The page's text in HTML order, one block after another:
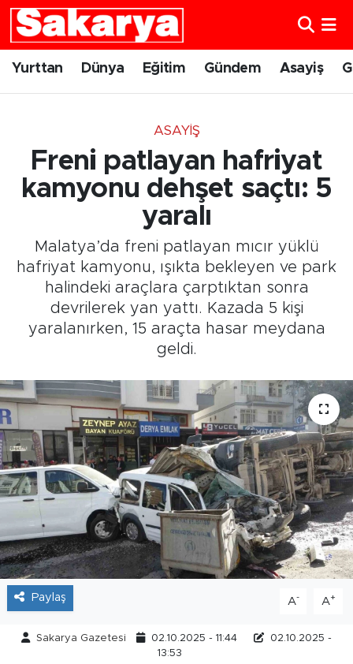
Yurttan Dünya Eğitim Gündem Asayiş
ASAYIŞ
Freni patlayan hafriyat
kamyonu dehşet saçtı: 5
yaralı
Malatya’da freni patlayan mıcır yüklü
hafriyat kamyonu, ışıkta bekleyen ve park
halindeki araçlara çarptıktan sonra
devrilerek yan yattı. Kazada 5 kişi
yaralanırken, 15 araçta hasar meydana
geldi.
Paylaş A- A+
Sakarya Gazetesi 02.10.2025 - 11:44
02.10.2025 -
13:53
Yurttan
Gündem
Spor
Sağlık
Tarihçe
Resmi İlanlar
Söyleşi
Foto Şaka
Teknoloji
Politika
Eskişehir Nöbetçi Eczaneler
Eskişehir Namaz Vakitleri
Eskişehir Trafik Yoğunluk Haritası
Süper Lig Puan Durumu ve Fikstür
Tüm Manşetler
Son Dakika Haberleri